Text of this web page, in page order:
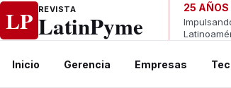
Ir al contenido
LP REVISTA
LatinPyme
25 AÑOS
Inicio Gerencia Empresas